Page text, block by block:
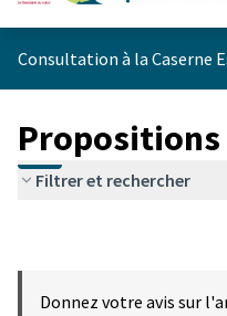
Consultation à la Caserne
Propositions
Filtrer et rechercher
Donnez votre avis sur